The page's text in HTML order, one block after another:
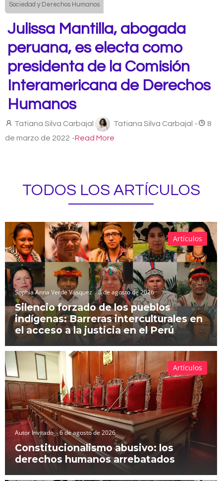
Sociedad y Derechos Humanos
Julissa Mantilla, abogada
peruana, es electa como
presidenta de la Comisión
Interamericana de Derechos
Humanos
Tatiana Silva Carbajal Tatiana Silva Carbajal -
8
de marzo de 2022 -Read More
TODOS LOS ARTÍCULOS
Sophia Anna Verde Vásquez 8 de agosto de 2026
Silencio forzado de los pueblos
indígenas: Barreras interculturales en
el acceso a la justicia en el Perú
Artículos
Autor Invitado 6 de agosto de 2026
Constitucionalismo abusivo: los
derechos humanos arrebatados
Artículos